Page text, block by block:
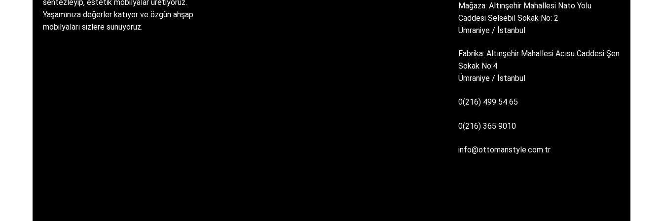
sentezleyip, estetik mobilyalar üretiyoruz.
Yaşamınıza değerler katıyor ve özgün ahşap
mobilyaları sizlere sunuyoruz.
Mağaza: Altınşehir Mahallesi Nato Yolu
Caddesi Selsebil Sokak No: 2
Ümraniye / İstanbul
Fabrika: Altınşehir Mahallesi Acısu Caddesi Şen
Sokak No:4
Ümraniye / İstanbul
0(216) 499 54 65
0(216) 365 9010
info@ottomanstyle.com.tr